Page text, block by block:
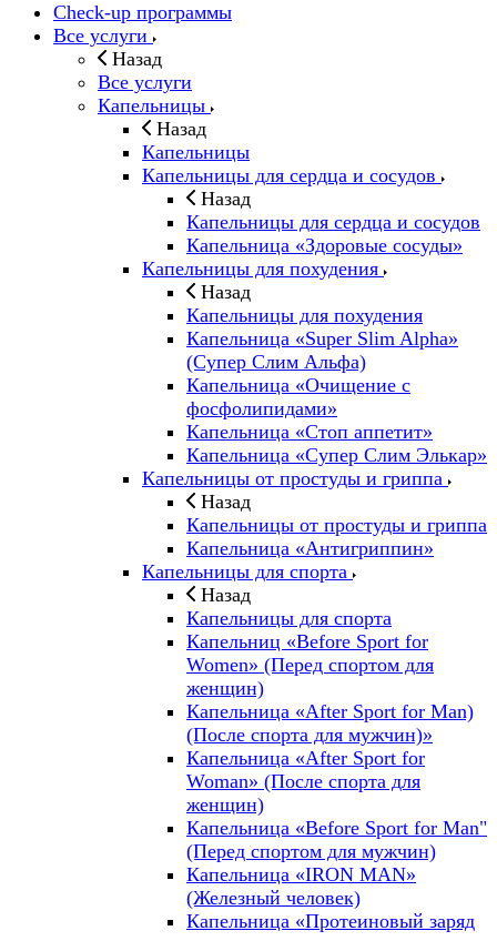
Check-up программы
Все услуги
Назад
Все услуги
Капельницы
Назад
Капельницы
Капельницы для сердца и сосудов
Назад
Капельницы для сердца и сосудов
Капельница «Здоровые сосуды»
Капельницы для похудения
Назад
Капельницы для похудения
Капельница «Super Slim Alpha»
(Cупер Слим Альфа)
Капельница «Очищение с
фосфолипидами»
Капельница «Стоп аппетит»
Капельница «Супер Слим Элькар»
Капельницы от простуды и гриппа
Назад
Капельницы от простуды и гриппа
Капельница «Антигриппин»
Капельницы для спорта
Назад
Капельницы для спорта
Капельниц «Before Sport for
Women» (Перед спортом для
женщин)
Капельница «After Sport for Man)
(После спорта для мужчин)»
Капельница «After Sport for
Woman» (После спорта для
женщин)
Капельница «Before Sport for Man"
(Перед спортом для мужчин)
Капельница «IRON MAN»
(Железный человек)
Капельница «Протеиновый заряд